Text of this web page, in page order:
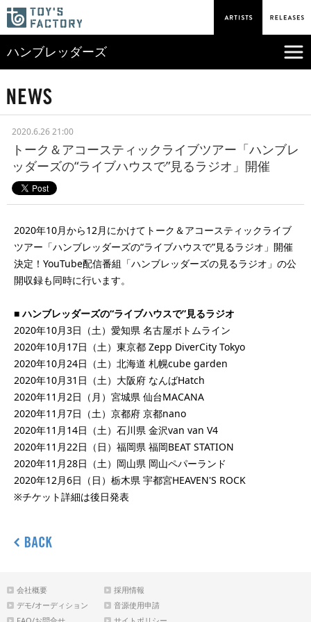
ハンブレッダーズ
2020.6.26 21:00
トーク＆アコースティックライブツアー「ハンブレ
ッダーズの“ライブハウスで”見るラジオ」開催
2020年10月から12月にかけてトーク＆アコースティックライブ
ツアー「ハンブレッダーズの“ライブハウスで”見るラジオ」開催
決定！YouTube配信番組「ハンブレッダーズの見るラジオ」の公
開収録も同時に行います。
■ ハンブレッダーズの“ライブハウスで”見るラジオ
2020年10月3日（土）愛知県 名古屋ボトムライン
2020年10月17日（土）東京都 Zepp DiverCity Tokyo
2020年10月24日（土）北海道 札幌cube garden
2020年10月31日（土）大阪府 なんばHatch
2020年11月2日（月）宮城県 仙台MACANA
2020年11月7日（土）京都府 京都nano
2020年11月14日（土）石川県 金沢van van V4
2020年11月22日（日）福岡県 福岡BEAT STATION
2020年11月28日（土）岡山県 岡山ペパーランド
2020年12月6日（日）栃木県 宇都宮HEAVEN'S ROCK
※チケット詳細は後日発表
会社概要
採用情報
デモ/オーディション
音源使用申請